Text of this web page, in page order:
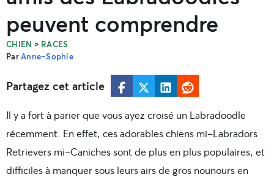
peuvent comprendre
CHIEN > RACES
ParAnne-Sophie
Partagez cet article
Il y a fort à parier que vous ayez croisé un Labradoodle
récemment. En effet, ces adorables chiens mi-Labradors
Retrievers mi-Caniches sont de plus en plus populaires, et
difficiles à manquer sous leurs airs de gros nounours en